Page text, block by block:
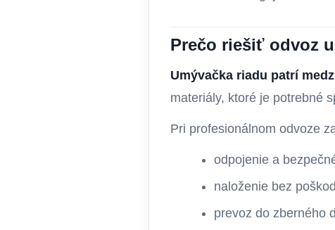
Prečo riešiť odvoz
Umývačka riadu patrí
materiály, ktoré je potrebné
Pri profesionálnom odvoze
odpojenie a
naloženie bez
prevoz do zberného